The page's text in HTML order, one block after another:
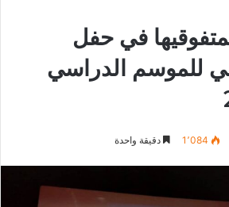
في حفل
للموسم الدراسي
1٬084 دقيقة واحدة